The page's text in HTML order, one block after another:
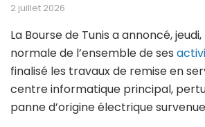
2 juillet 2026
La Bourse de Tunis a annoncé,
normale de l’ensemble de ses
finalisé les travaux de remise en
centre informatique principal,
panne d’origine électrique